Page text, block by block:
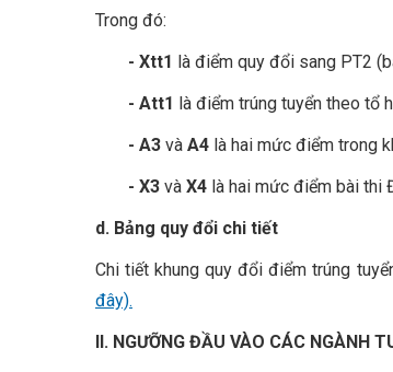
Trong đó:
- Xtt1 là điểm quy đổi sang PT2
- Att1 là điểm trúng tuyển theo tổ
- A3 và A4 là hai mức điểm trong
- X3 và X4 là hai mức điểm bài thi
d. Bảng quy đổi chi tiết
Chi tiết khung quy đổi điểm trúng
đây).
II. NGƯỠNG ĐẦU VÀO CÁC NGÀNH